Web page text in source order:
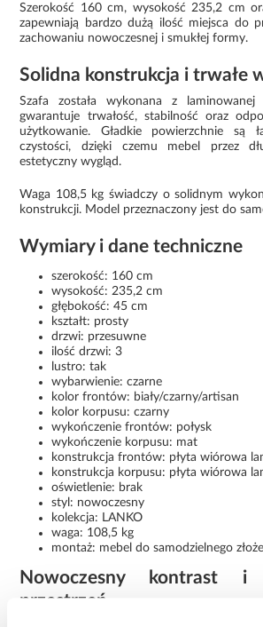
Szerokość 160 cm, wysokość 235,2 cm
zapewniają bardzo dużą ilość miejsca do
zachowaniu nowoczesnej i smukłej formy.
Solidna konstrukcja i trwałe
Szafa została wykonana z
gwarantuje trwałość, stabilność oraz
użytkowanie. Gładkie powierzchnie są
czystości, dzięki czemu mebel przez
estetyczny wygląd.
Waga 108,5 kg świadczy o solidnym
konstrukcji. Model przeznaczony jest do
Wymiary i dane techniczne
szerokość: 160 cm
wysokość: 235,2 cm
głębokość: 45 cm
kształt: prosty
drzwi: przesuwne
ilość drzwi: 3
lustro: tak
wybarwienie: czarne
kolor frontów: biały/czarny/artisan
kolor korpusu: czarny
wykończenie frontów: połysk
wykończenie korpusu: mat
konstrukcja frontów: płyta wiórowa
konstrukcja korpusu: płyta wiórowa
oświetlenie: brak
styl: nowoczesny
kolekcja: LANKO
waga: 108,5 kg
montaż: mebel do samodzielnego
Nowoczesny kontrast i
przestrzeń